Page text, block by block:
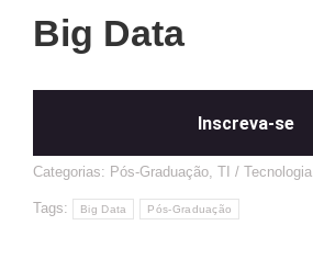
Big Data
Inscreva-se
Categorias: Pós-Graduação, TI / Tecnologia
Tags: Big Data Pós-Graduação